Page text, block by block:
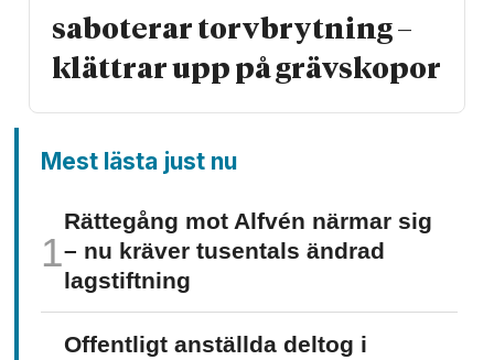
saboterar torv­brytning –
klättrar upp på gräv­skopor
Mest lästa just nu
Rättegång mot Alfvén närmar sig
– nu kräver tusentals ändrad
lagstiftning
Offentligt anställda deltog i